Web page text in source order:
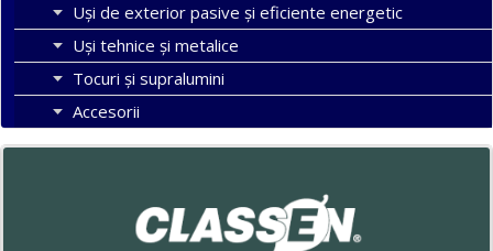
Uşi de exterior pasive şi eficiente energetic
Uși tehnice și metalice
Tocuri şi supralumini
Accesorii